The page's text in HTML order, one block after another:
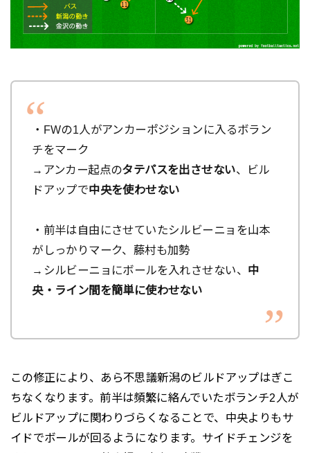
・FWの1人がアンカーポジションに入るボラン
チをマーク
→アンカー起点のタテパスを出させない、ビル
ドアップで中央を使わせない
・前半は自由にさせていたシルビーニョを山本
がしっかりマーク、藤村も加勢
→シルビーニョにボールを入れさせない、 中
央・ライン間を簡単に使わせない
この修正により、あら不思議新潟のビルドアップはぎこ
ちなくなります。前半は頻繁に絡んでいたボランチ2人が
ビルドアップに関わりづらくなることで、中央よりもサ
イドでボールが回るようになります。サイドチェンジを